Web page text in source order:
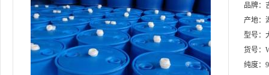
品牌：
产地：
型号：
货号：
纯度：